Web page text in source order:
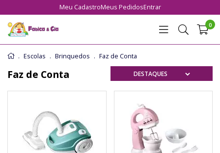
Meu CadastroMeus PedidosEntrar
0
Escolas Brinquedos Faz de Conta
Faz de Conta